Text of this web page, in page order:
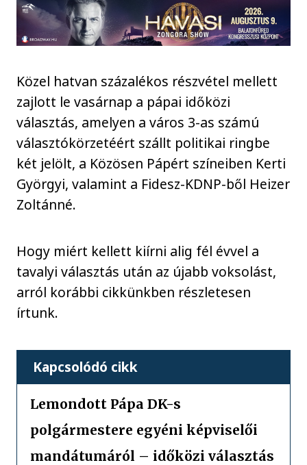
Közel hatvan százalékos részvétel mellett
zajlott le vasárnap a pápai időközi
választás, amelyen a város 3-as számú
választókörzetéért szállt politikai ringbe
két jelölt, a Közösen Pápért színeiben Kerti
Györgyi, valamint a Fidesz-KDNP-ből Heizer
Zoltánné.
Hogy miért kellett kiírni alig fél évvel a
tavalyi választás után az újabb voksolást,
arról korábbi cikkünkben részletesen
írtunk.
Kapcsolódó cikk
Lemondott Pápa DK-s
polgármestere egyéni képviselői
mandátumáról – időközi választás